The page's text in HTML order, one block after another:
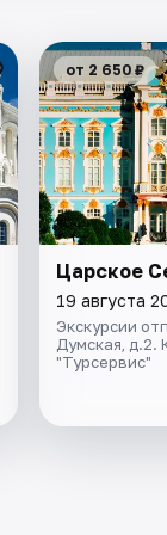
от 2 650 ₽
Царское
19 августа
Экскурсии
Думская, д.2.
"Турсервис"